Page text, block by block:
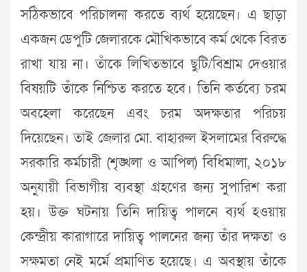
সঠিকভাবে পরিচালনা করতে ব্যর্থ হয়েছেন। এ ছাড়া
একজন ডেপুটি জেলারকে মৌখিকভাবে কর্ম থেকে বিরত
রাখা যায় না। তাঁকে লিখিতভাবে ছুটি/বিশ্রাম দেওয়ার
বিষয়টি তাঁকে নিশ্চিত করতে হবে। তিনি কর্তব্যে চরম
অবহেলা করেছেন এবং চরম অদক্ষতার পরিচয়
দিয়েছেন। তাই জেলার মো. বাহারুল ইসলামের বিরুদ্ধে
সরকারি কর্মচারী (শৃঙ্খলা ও আপিল) বিধিমালা, ২০১৮
অনুযায়ী বিভাগীয় ব্যবস্থা গ্রহণের জন্য সুপারিশ করা
হয়। উক্ত ঘটনায় তিনি দায়িত্ব পালনে ব্যর্থ হওয়ায়
কেন্দ্রীয় কারাগারে দায়িত্ব পালনের জন্য তাঁর দক্ষতা ও
সক্ষমতা নেই মর্মে প্রমাণিত হয়েছে। এ অবস্থায় তাঁকে